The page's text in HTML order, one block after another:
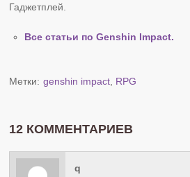
Гаджетплей.
Все статьи по Genshin Impact.
Метки: genshin impact, RPG
12 КОММЕНТАРИЕВ
q